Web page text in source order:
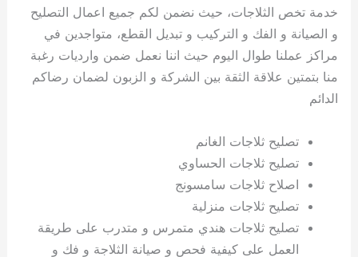
خدمة تخص الثلاجات، حيث نضمن لكم جميع اعمال التصليح
و الصيانة و الفك و التركيب و تبديل القطع، متواجدين في
مراكز عملنا طوال اليوم حيث اننا نعمل ضمن وارديات رغبة
منا بتمتين علاقة الثقة بين الشركة و الزبون لضمان رضاكم
الدائم
تصليح ثلاجات الغانم
تصليح ثلاجات الحساوي
اصلاح ثلاجات سامسونج
تصليح ثلاجات منزلية
تصليح ثلاجات هندي متمرس و متدرب على طريقة
العمل على كيفية فحص و صيانة الثلاجة و فك و